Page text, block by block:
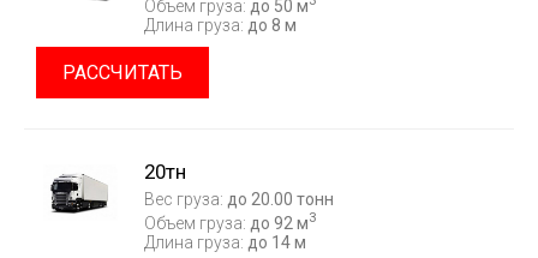
Объем груза: до 50 м
Длина груза: до 8 м
РАССЧИТАТЬ
20тн
Вес груза: до 20.00 тонн
Объем груза: до 92 м3
Длина груза: до 14 м